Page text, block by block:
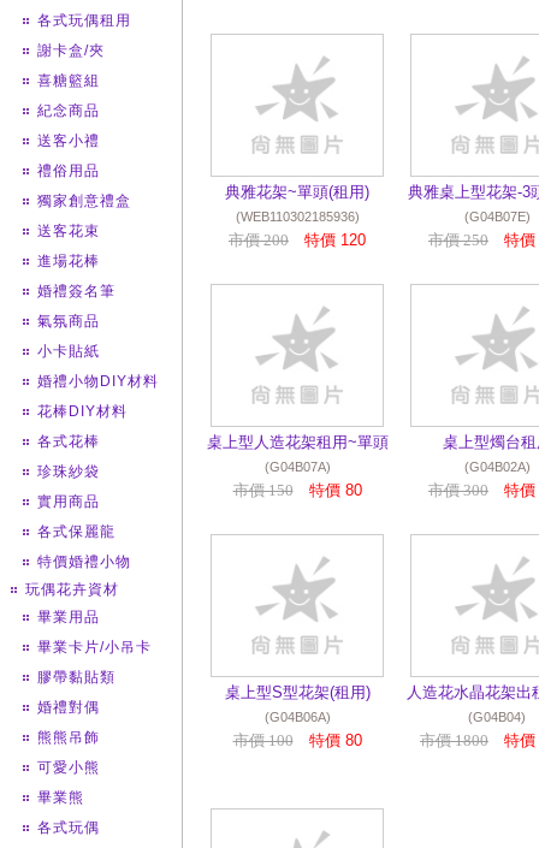
各式玩偶租用
謝卡盒/夾
喜糖籃組
紀念商品
送客小禮
禮俗用品
獨家創意禮盒
送客花束
進場花棒
婚禮簽名筆
氣氛商品
小卡貼紙
婚禮小物DIY材料
花棒DIY材料
各式花棒
珍珠紗袋
實用商品
各式保麗龍
特價婚禮小物
玩偶花卉資材
畢業用品
畢業卡片/小吊卡
膠帶黏貼類
婚禮對偶
熊熊吊飾
可愛小熊
畢業熊
各式玩偶
典雅花架~單頭(租用)
(WEB110302185936)
市價 200 特價 120
典雅桌上型花架-3
(G04B07E)
市價 250 特價
桌上型人造花架租用~單頭
(G04B07A)
市價 150 特價 80
桌上型燭台租
(G04B02A)
市價 300 特價
桌上型S型花架(租用)
(G04B06A)
市價 100 特價 80
人造花水晶花架出
(G04B04)
市價 1800 特價